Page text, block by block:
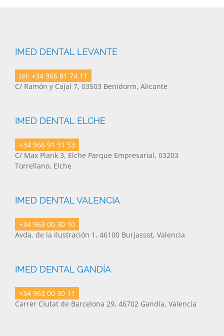
IMED DENTAL LEVANTE
tel: +34 966 81 74 11
C/ Ramón y Cajal 7, 03503 Benidorm, Alicante
IMED DENTAL ELCHE
+34 966 91 51 53
C/ Max Plank 3, Elche Parque Empresarial, 03203
Torrellano, Elche
IMED DENTAL VALENCIA
+34 963 00 30 10
Avda. de la Ilustración 1, 46100 Burjassot, Valencia
IMED DENTAL GANDÍA
+34 963 00 30 11
Carrer Ciutat de Barcelona 29, 46702 Gandía, Valencia